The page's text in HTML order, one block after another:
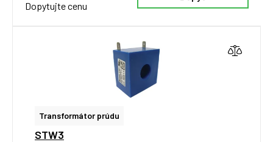
Dopytujte cenu
Transformátor prúdu
STW3